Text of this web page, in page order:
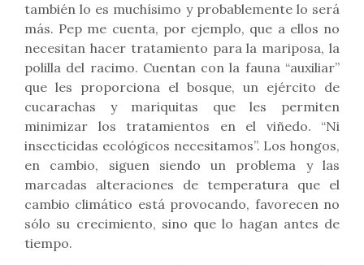
también lo es muchísimo y probablemente lo será
más. Pep me cuenta, por ejemplo, que a ellos no
necesitan hacer tratamiento para la mariposa, la
polilla del racimo. Cuentan con la fauna “auxiliar”
que les proporciona el bosque, un ejército de
cucarachas y mariquitas que les permiten
minimizar los tratamientos en el viñedo. “Ni
insecticidas ecológicos necesitamos”. Los hongos,
en cambio, siguen siendo un problema y las
marcadas alteraciones de temperatura que el
cambio climático está provocando, favorecen no
sólo su crecimiento, sino que lo hagan antes de
tiempo.